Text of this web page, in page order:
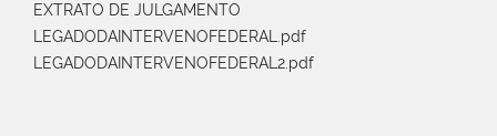
EXTRATO DE JULGAMENTO
LEGADODAINTERVENOFEDERAL.pdf
LEGADODAINTERVENOFEDERAL2.pdf